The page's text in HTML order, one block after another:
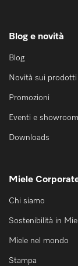
Blog e novità
Blog
Novità sui prodotti
Promozioni
Eventi e showroom
Downloads
Miele
Chi siamo
Sostenibilità in
Miele nel mondo
Stampa